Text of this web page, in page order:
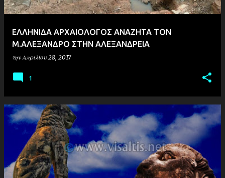
ΕΛΛΗΝΙΔΑ ΑΡΧΑΙΟΛΟΓΟΣ ΑΝΑΖΗΤΑ ΤΟΝ
Μ.ΑΛΕΞΑΝΔΡΟ ΣΤΗΝ ΑΛΕΞΑΝΔΡΕΙΑ
την Απριλίου 28, 2017
1